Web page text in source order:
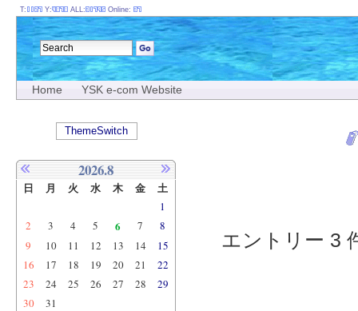
Home YSK e-com Website
エントリー 3
T: Y: ALL: Online:
ThemeSwitch
2026.8
日 月 火 水 木 金 土
1
2
3 4 5 6 7
8
9
10 11 12 13 14
15
16
17 18 19 20 21
22
23
24 25 26 27 28
29
30
31